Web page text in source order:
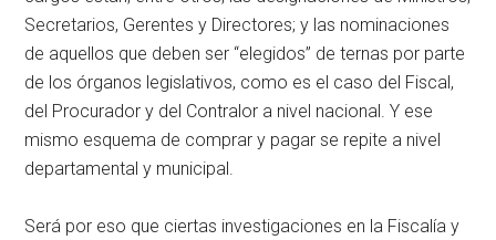
Secretarios, Gerentes y Directores; y las nominaciones
de aquellos que deben ser “elegidos” de ternas por parte
de los órganos legislativos, como es el caso del Fiscal,
del Procurador y del Contralor a nivel nacional. Y ese
mismo esquema de comprar y pagar se repite a nivel
departamental y municipal.
Será por eso que ciertas investigaciones en la Fiscalía y